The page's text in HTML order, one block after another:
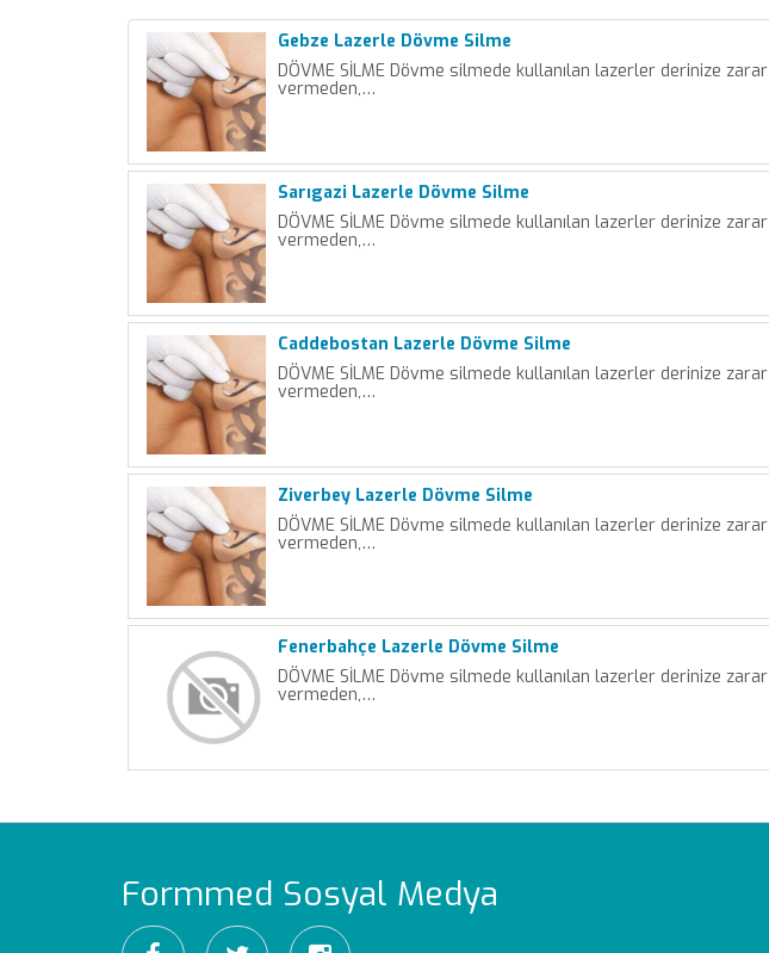
Gebze Lazerle Dövme Silme
DÖVME SİLME Dövme silmede kullanılan lazerler derinize zarar
vermeden,…
Sarıgazi Lazerle Dövme Silme
DÖVME SİLME Dövme silmede kullanılan lazerler derinize zarar
vermeden,…
Caddebostan Lazerle Dövme Silme
DÖVME SİLME Dövme silmede kullanılan lazerler derinize zarar
vermeden,…
Ziverbey Lazerle Dövme Silme
DÖVME SİLME Dövme silmede kullanılan lazerler derinize zarar
vermeden,…
Fenerbahçe Lazerle Dövme Silme
DÖVME SİLME Dövme silmede kullanılan lazerler derinize zarar
vermeden,…
Formmed Sosyal Medya